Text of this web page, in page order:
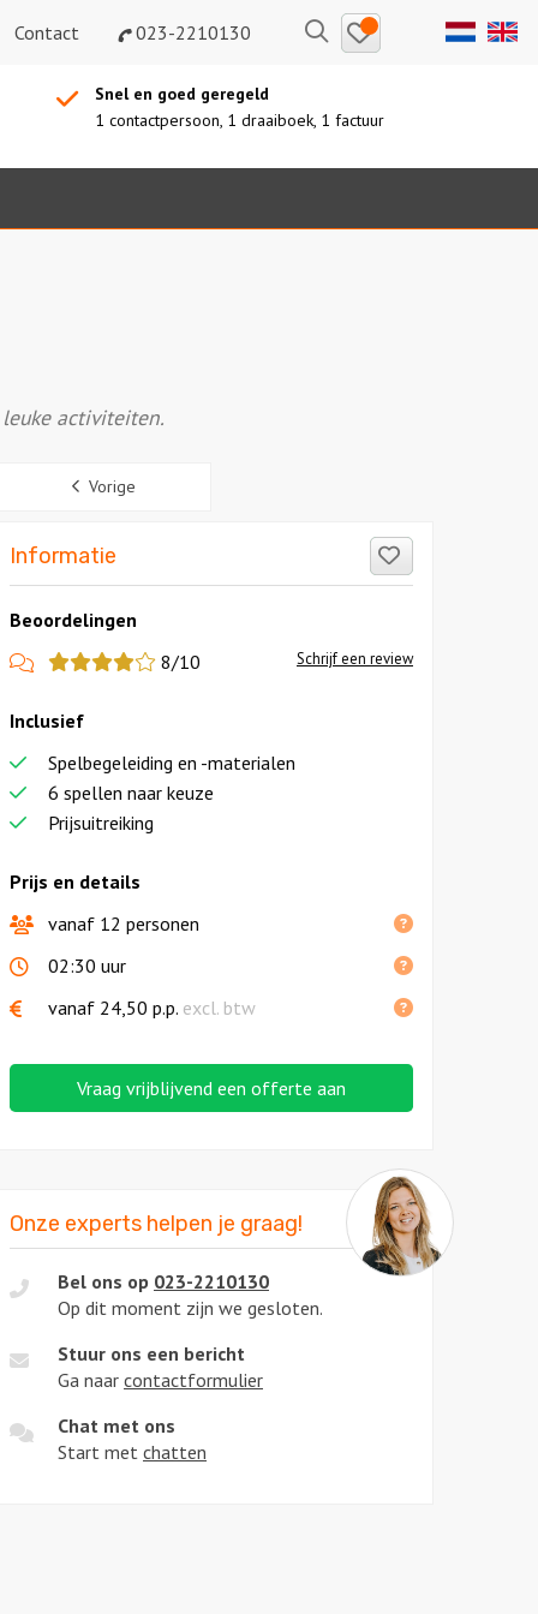
Contact 023-2210130 ZoekenBewaarde
uitjes
Snel en goed geregeld
1 contactpersoon, 1 draaiboek, 1 factuur
activiteiten.
Vorige
Informatie
Beoordelingen
View
reviews
8/10 Schrijf een review
Prijs en details
vanaf 12 personen
02:30 uur
vanaf 24,50 p.p. excl. btw
Inclusief
Spelbegeleiding en -materialen
6 spellen naar keuze
Prijsuitreiking
Vraag vrijblijvend een offerte aan
Onze experts helpen je graag!
Bel ons op 023-2210130
Op dit moment zijn we gesloten.
Stuur ons een bericht
Ga naar contactformulier
Chat met ons
Start met chatten